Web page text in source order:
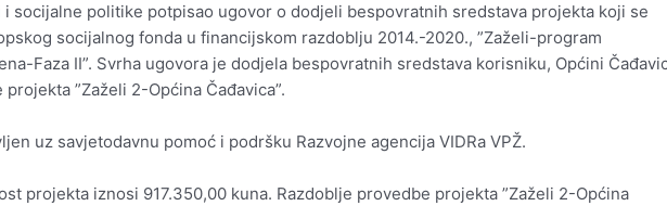
i socijalne politike potpisao ugovor o dodjeli bespovratnih sredstava projekta koji se
socijalnog fonda u financijskom razdoblju 2014.-2020., ”Zaželi-program
Faza II”. Svrha ugovora je dodjela bespovratnih sredstava korisniku, Općini
”Zaželi 2-Općina Čađavica”.
uz savjetodavnu pomoć i podršku Razvojne agencija VIDRa VPŽ.
projekta iznosi 917.350,00 kuna. Razdoblje provedbe projekta ”Zaželi 2-Općina